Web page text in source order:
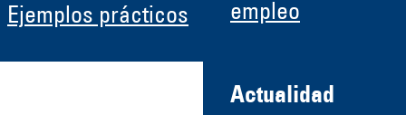
Ejemplos prácticos
empleo
Actualidad